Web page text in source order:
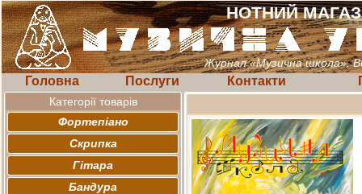
НОТНИЙ
Журнал «Музична школа».
Головна Послуги Контакти
Категорії товарів
Фортепіано
Скрипка
Гітара
Бандура